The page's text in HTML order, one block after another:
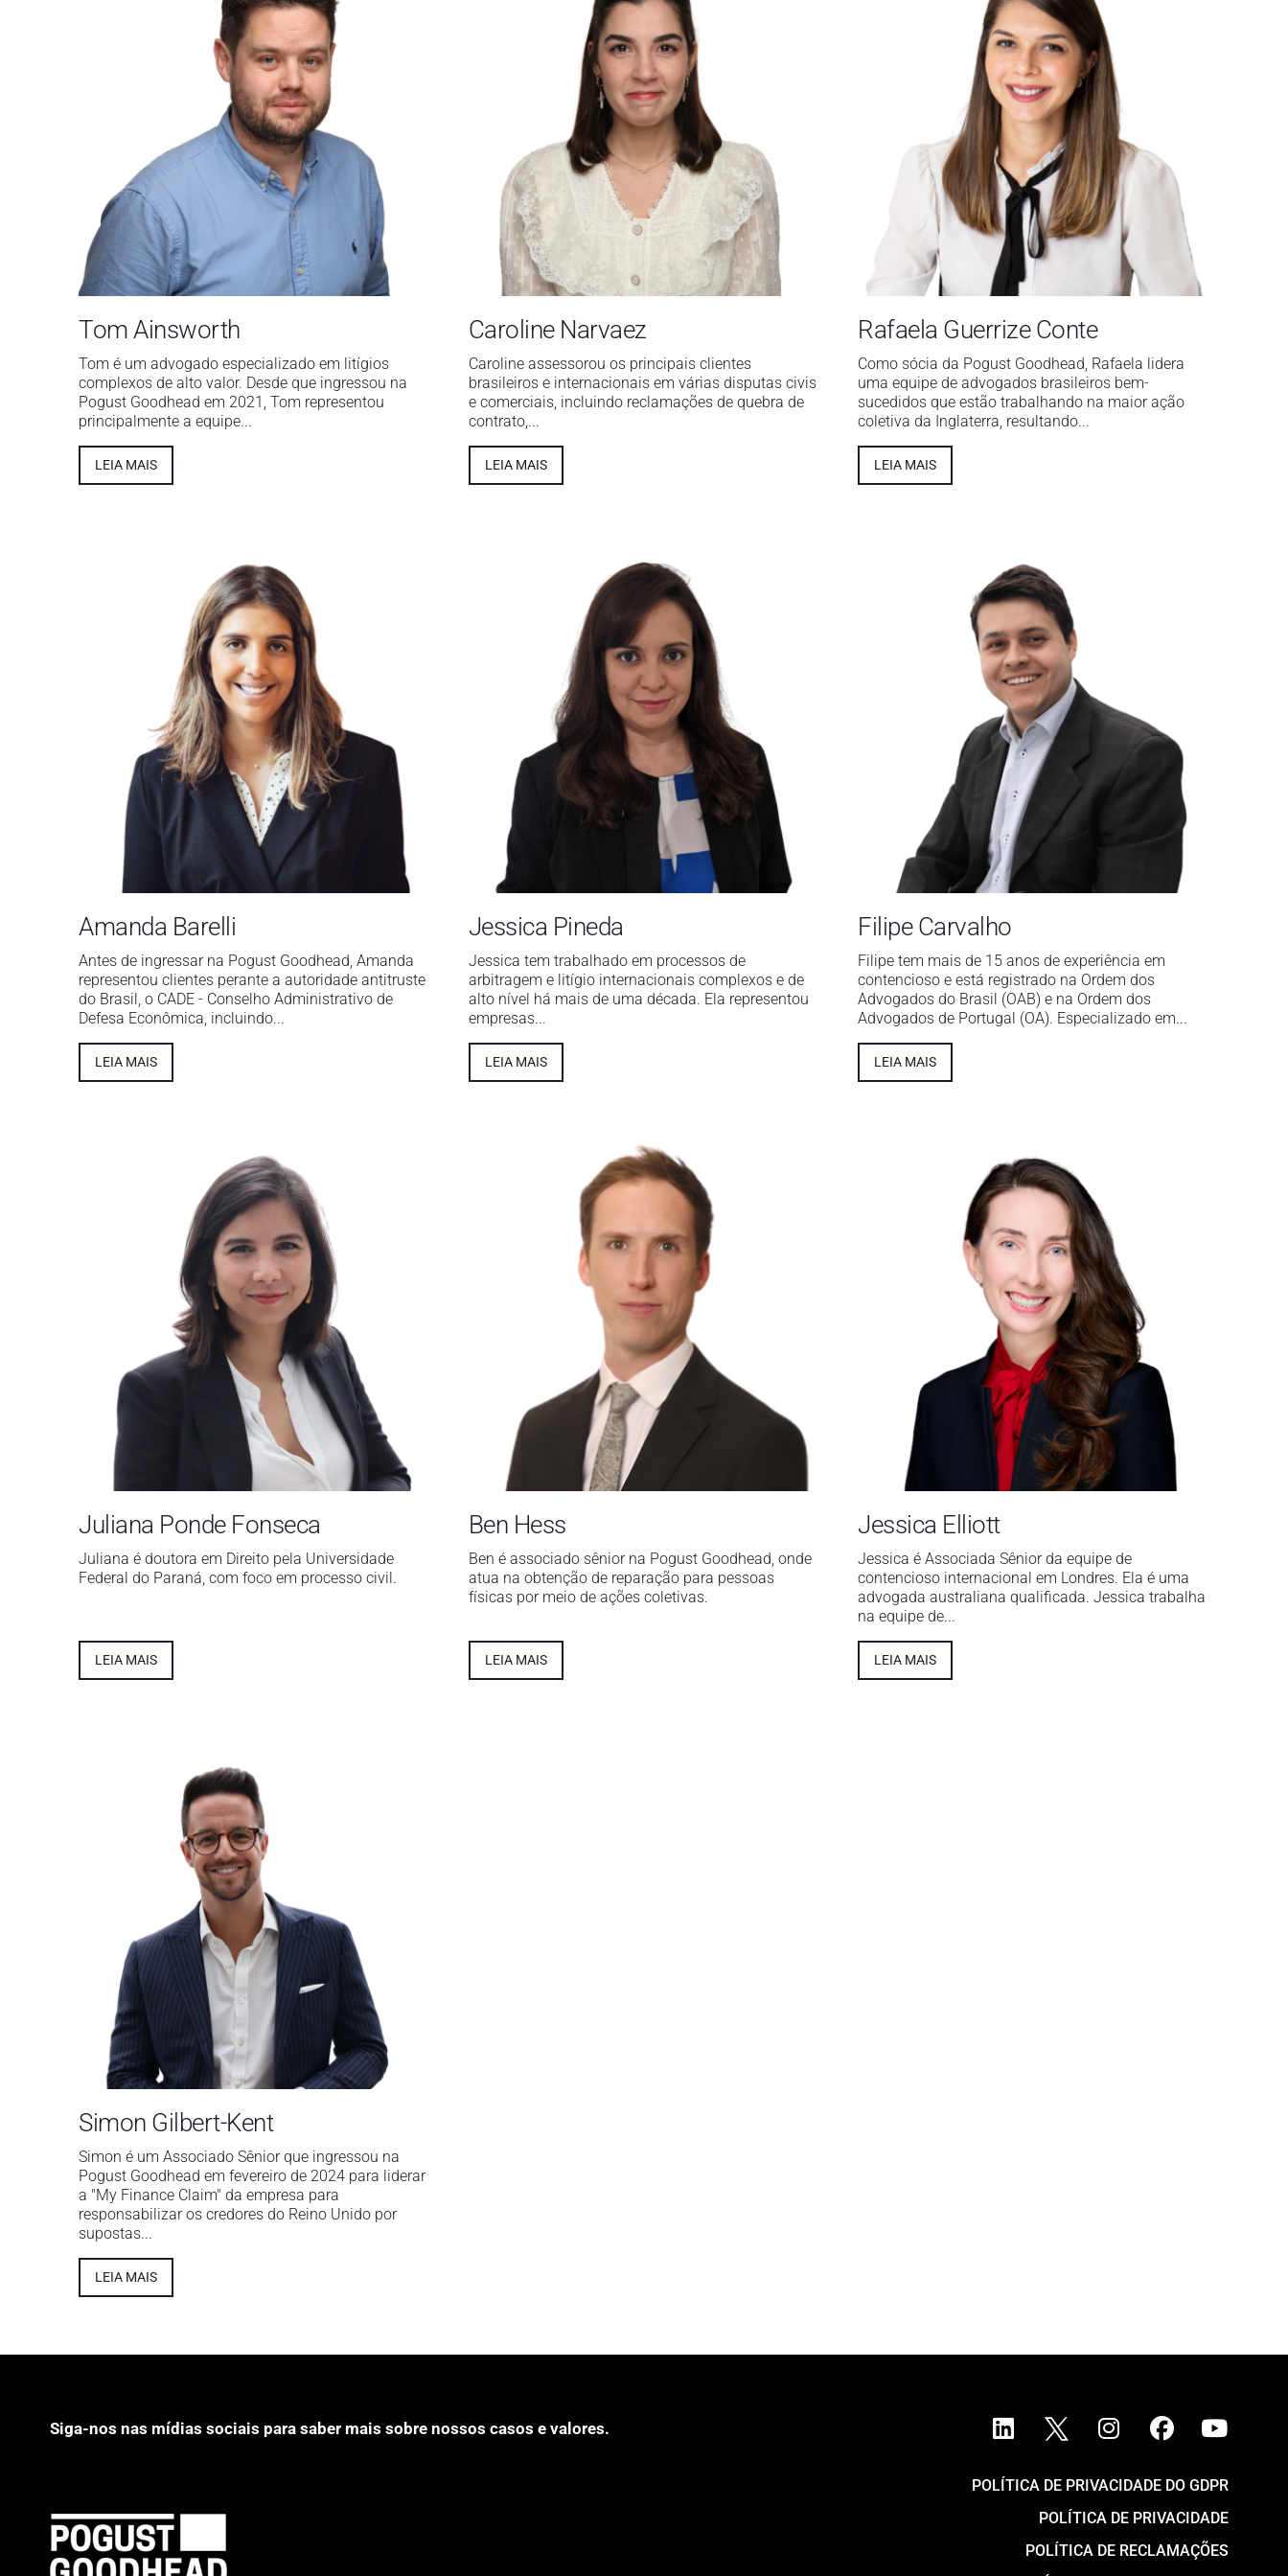
Danos pessoais
Danos pessoais
Tom Ainsworth
Tom é um advogado especializado em litígios
complexos de alto valor. Desde que ingressou na
Pogust Goodhead em 2021, Tom representou
principalmente a equipe...
LEIA MAIS
Caroline Narvaez
Caroline assessorou os principais clientes
brasileiros e internacionais em várias disputas civis
e comerciais, incluindo reclamações de quebra de
contrato,...
LEIA MAIS
Rafaela Guerrize Conte
Como sócia da Pogust Goodhead, Rafaela lidera
uma equipe de advogados brasileiros bem-
sucedidos que estão trabalhando na maior ação
coletiva da Inglaterra, resultando...
LEIA MAIS
Amanda Barelli
Antes de ingressar na Pogust Goodhead, Amanda
representou clientes perante a autoridade antitruste
do Brasil, o CADE - Conselho Administrativo de
Defesa Econômica, incluindo...
LEIA MAIS
Jessica Pineda
Jessica tem trabalhado em processos de
arbitragem e litígio internacionais complexos e de
alto nível há mais de uma década. Ela representou
empresas...
LEIA MAIS
Filipe Carvalho
Filipe tem mais de 15 anos de experiência em
contencioso e está registrado na Ordem dos
Advogados do Brasil (OAB) e na Ordem dos
Advogados de Portugal (OA). Especializado em...
LEIA MAIS
Juliana Ponde Fonseca
Juliana é doutora em Direito pela Universidade
Federal do Paraná, com foco em processo civil.
LEIA MAIS
Ben Hess
Ben é associado sênior na Pogust Goodhead, onde
atua na obtenção de reparação para pessoas
físicas por meio de ações coletivas.
LEIA MAIS
Jessica Elliott
Jessica é Associada Sênior da equipe de
contencioso internacional em Londres. Ela é uma
advogada australiana qualificada. Jessica trabalha
na equipe de...
LEIA MAIS
Simon Gilbert-Kent
Simon é um Associado Sênior que ingressou na
Pogust Goodhead em fevereiro de 2024 para liderar
a "My Finance Claim" da empresa para
responsabilizar os credores do Reino Unido por
supostas...
LEIA MAIS
Siga-nos nas mídias sociais para saber mais sobre nossos casos e valores.
POLÍTICA DE PRIVACIDADE DO GDPR
POLÍTICA DE PRIVACIDADE
POLÍTICA DE RECLAMAÇÕES